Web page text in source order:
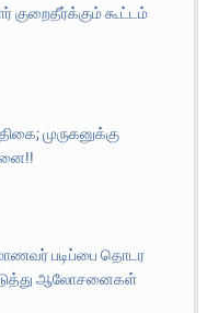
குறைதீர்க்கும் கூட்டம்
முருகனுக்கு
படிப்பை தொடர
ஆலோசனைகள்